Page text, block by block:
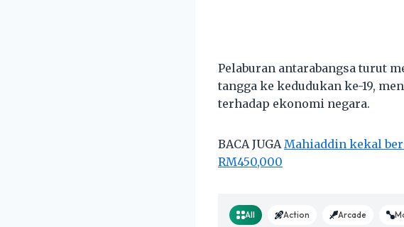
Pelaburan antarabangsa turut
tangga ke kedudukan ke-19,
terhadap ekonomi negara.
BACA JUGAMahiaddin kekal
RM450,000